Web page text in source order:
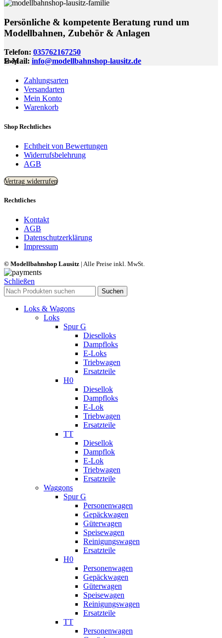
Persönliche & kompetente Beratung rund um
Modellbahnen, Zubehör & Anlagen
Telefon: 035762167250
E-Mail: info@modellbahnshop-lausitz.de
Shop
Zahlungsarten
Versandarten
Mein Konto
Warenkorb
Shop Rechtliches
Echtheit von Bewertungen
Widerrufsbelehrung
AGB
Vertrag widerrufen
Rechtliches
Kontakt
AGB
Datenschutzerklärung
Impressum
© Modellbahnshop Lausitz | Alle Preise inkl. MwSt.
Schließen
Suchen
Loks & Wagons
Loks
Spur G
Dieselloks
Dampfloks
E-Loks
Triebwagen
Ersatzteile
H0
Diesellok
Dampfloks
E-Lok
Triebwagen
Ersatzteile
TT
Diesellok
Dampflok
E-Lok
Triebwagen
Ersatzteile
Waggons
Spur G
Personenwagen
Gepäckwagen
Güterwagen
Speisewagen
Reinigungswagen
Ersatzteile
H0
Personenwagen
Gepäckwagen
Güterwagen
Speisewagen
Reinigungswagen
Ersatzteile
TT
Personenwagen